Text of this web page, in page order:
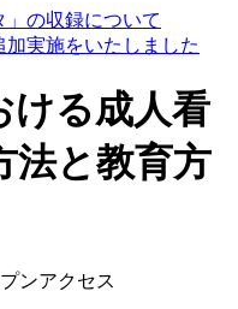
」の収録について
実施をいたしました
ける成人看
法と教育方
ンアクセス